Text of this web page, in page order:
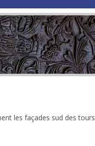
les façades sud des tours